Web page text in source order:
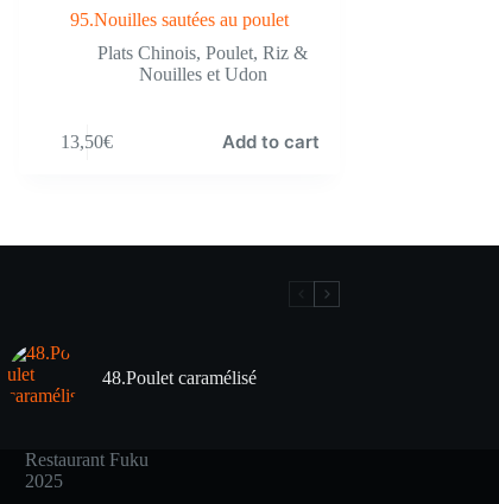
95.Nouilles sautées au poulet
Plats Chinois,Poulet,Riz &
Nouilles et Udon
13,50€ Add to cart
48.Poulet caramélisé
Restaurant Fuku
2025